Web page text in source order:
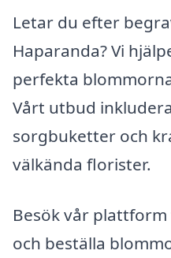
Letar du efter
Haparanda? Vi
perfekta
Vårt utbud
sorgbuketter och
välkända florister.
Besök vår
och beställa